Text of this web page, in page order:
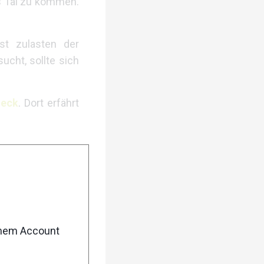
zulasten der
sollte sich
. Dort erfährt
fixieren. Der
Account